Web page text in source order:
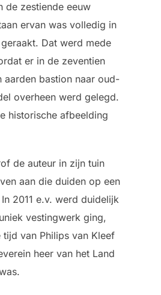
de zestiende eeuw
ervan was volledig in
Dat werd mede
er in de zeventien
aarden bastion naar oud-
overheen werd gelegd.
historische afbeelding
de auteur in zijn tuin
aan die duiden op een
2011 e.v. werd duidelijk
vestingwerk ging,
van Philips van Kleef
heer van het Land